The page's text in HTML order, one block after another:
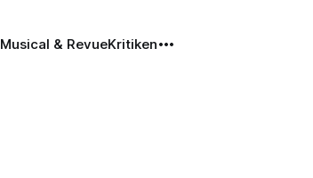
Musical & RevueKritiken